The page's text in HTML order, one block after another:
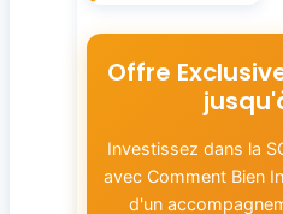
Offre
Investissez dans la
avec Comment Bien
d'un